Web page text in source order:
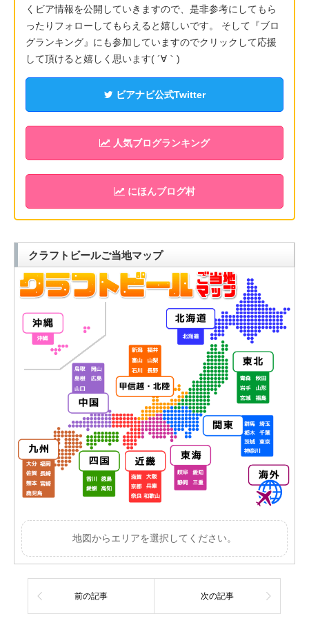
くビア情報を公開していきますので、是非参考にしてもら
ったりフォローしてもらえると嬉しいです。 そして『ブロ
グランキング』にも参加していますのでクリックして応援
して頂けると嬉しく思います( ´∀｀)
ビアナビ公式Twitter
人気ブログランキング
にほんブログ村
クラフトビールご当地マップ
地図からエリアを選択してください。
前の記事 次の記事